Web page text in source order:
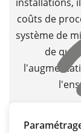
coûts de
système de
de